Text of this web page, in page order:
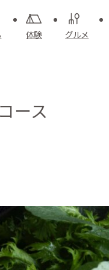
体験 グルメ
ース